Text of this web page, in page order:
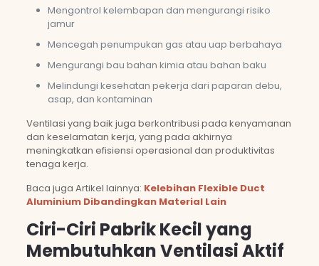
Mengontrol kelembapan dan mengurangi risiko
jamur
Mencegah penumpukan gas atau uap berbahaya
Mengurangi bau bahan kimia atau bahan baku
Melindungi kesehatan pekerja dari paparan debu,
asap, dan kontaminan
Ventilasi yang baik juga berkontribusi pada kenyamanan
dan keselamatan kerja, yang pada akhirnya
meningkatkan efisiensi operasional dan produktivitas
tenaga kerja.
Baca juga Artikel lainnya: Kelebihan Flexible Duct
Aluminium Dibandingkan Material Lain
Ciri-Ciri Pabrik Kecil yang
Membutuhkan Ventilasi Aktif